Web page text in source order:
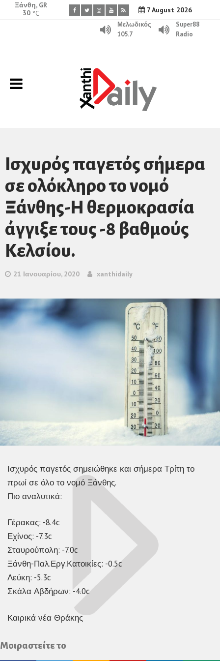
7 August 2026
Ξάνθη, GR
30 °C
Μελωδικός
105.7
Super88
Radio
Ισχυρός παγετός σήμερα
σε ολόκληρο το νομό
Ξάνθης-Η θερμοκρασία
άγγιξε τους -8 βαθμούς
Κελσίου.
21 Ιανουαρίου, 2020 xanthidaily
Ισχυρός παγετός σημειώθηκε και σήμερα Τρίτη το
πρωί σε όλο το νομό Ξάνθης.
Πιο αναλυτικά:
Γέρακας: -8.4c
Εχίνος: -7.3c
Σταυρούπολη: -7.0c
Ξάνθη-Παλ.Εργ.Κατοικίες: -0.5c
Λεύκη: -5.3c
Σκάλα Αβδήρων: -4.0c
Καιρικά νέα Θράκης
Μοιραστείτε το